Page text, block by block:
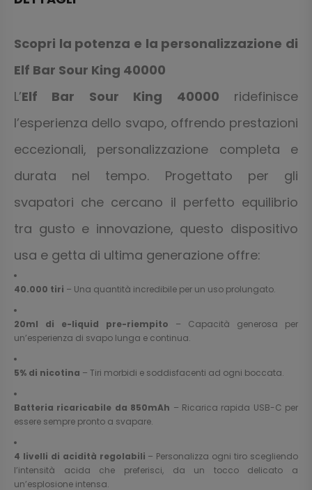
Scopri la potenza e la personalizzazione di
Elf Bar Sour King 40000
L’Elf Bar Sour King 40000 ridefinisce
l’esperienza dello svapo, offrendo prestazioni
eccezionali, personalizzazione completa e
durata nel tempo. Progettato per gli
svapatori che cercano il perfetto equilibrio
tra gusto e innovazione, questo dispositivo
usa e getta di ultima generazione offre:
40.000 tiri – Una quantità incredibile per un uso prolungato.
20ml di e-liquid pre-riempito – Capacità generosa per
un’esperienza di svapo lunga e continua.
5% di nicotina – Tiri morbidi e soddisfacenti ad ogni boccata.
Batteria ricaricabile da 850mAh – Ricarica rapida USB-C per
essere sempre pronto a svapare.
4 livelli di acidità regolabili – Personalizza ogni tiro scegliendo
l’intensità acida che preferisci, da un tocco delicato a
un’esplosione intensa.